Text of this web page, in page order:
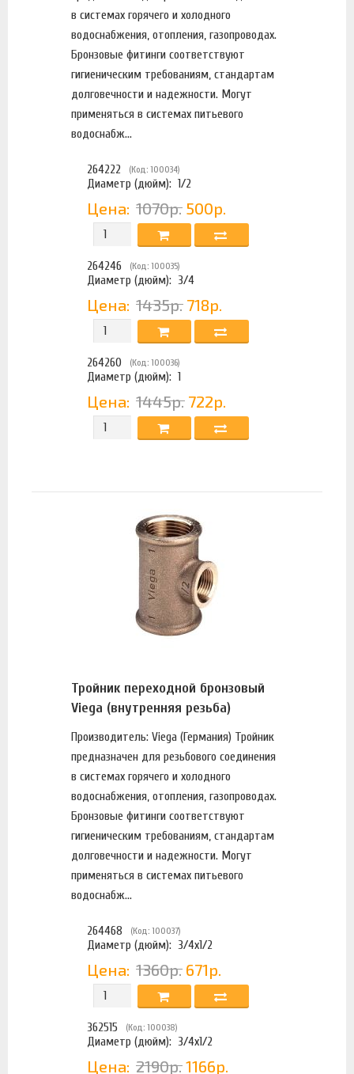
в системах горячего и холодного
водоснабжения, отопления, газопроводах.
Бронзовые фитинги соответствуют
гигиеническим требованиям, стандартам
долговечности и надежности. Могут
применяться в системах питьевого
водоснабж...
264222 (Код: 100034)
Диаметр (дюйм): 1/2
Цена: 1070р. 500р.
264246 (Код: 100035)
Диаметр (дюйм): 3/4
Цена: 1435р. 718р.
264260 (Код: 100036)
Диаметр (дюйм): 1
Цена: 1445р. 722р.
Тройник переходной бронзовый
Viega (внутренняя резьба)
Производитель: Viega (Германия) Тройник
предназначен для резьбового соединения
в системах горячего и холодного
водоснабжения, отопления, газопроводах.
Бронзовые фитинги соответствуют
гигиеническим требованиям, стандартам
долговечности и надежности. Могут
применяться в системах питьевого
водоснабж...
264468 (Код: 100037)
Диаметр (дюйм): 3/4х1/2
Цена: 1360р. 671р.
362515 (Код: 100038)
Диаметр (дюйм): 3/4х1/2
Цена: 2190р. 1166р.